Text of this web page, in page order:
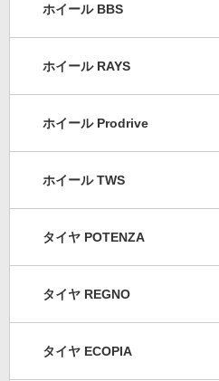
ホイール BBS
ホイール RAYS
ホイール Prodrive
ホイール TWS
タイヤ POTENZA
タイヤ REGNO
タイヤ ECOPIA